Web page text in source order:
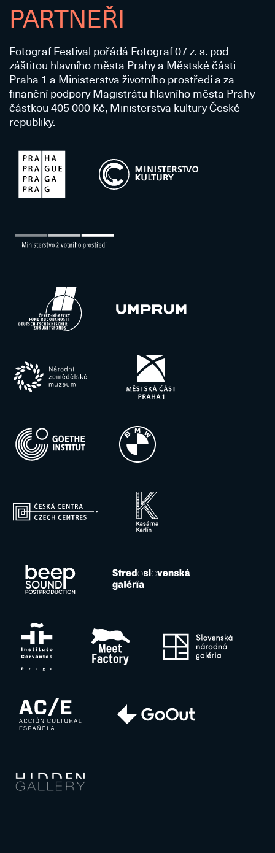
PARTNEŘI
Fotograf Festival pořádá Fotograf 07 z. s. pod
záštitou hlavního města Prahy a Městské části
Praha 1 a Ministerstva životního prostředí a za
finanční podpory Magistrátu hlavního města Prahy
částkou 405 000 Kč, Ministerstva kultury České
republiky.